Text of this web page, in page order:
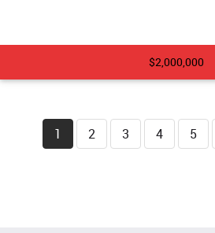
$2,000,000
1 2 3 4 5